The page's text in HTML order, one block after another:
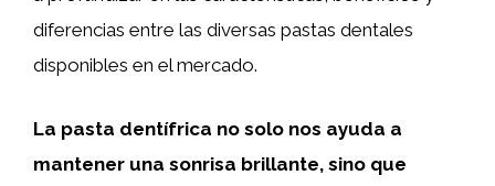
diferencias entre las diversas pastas dentales
disponibles en el mercado.
La pasta dentífrica no solo nos ayuda a
mantener una sonrisa brillante, sino que